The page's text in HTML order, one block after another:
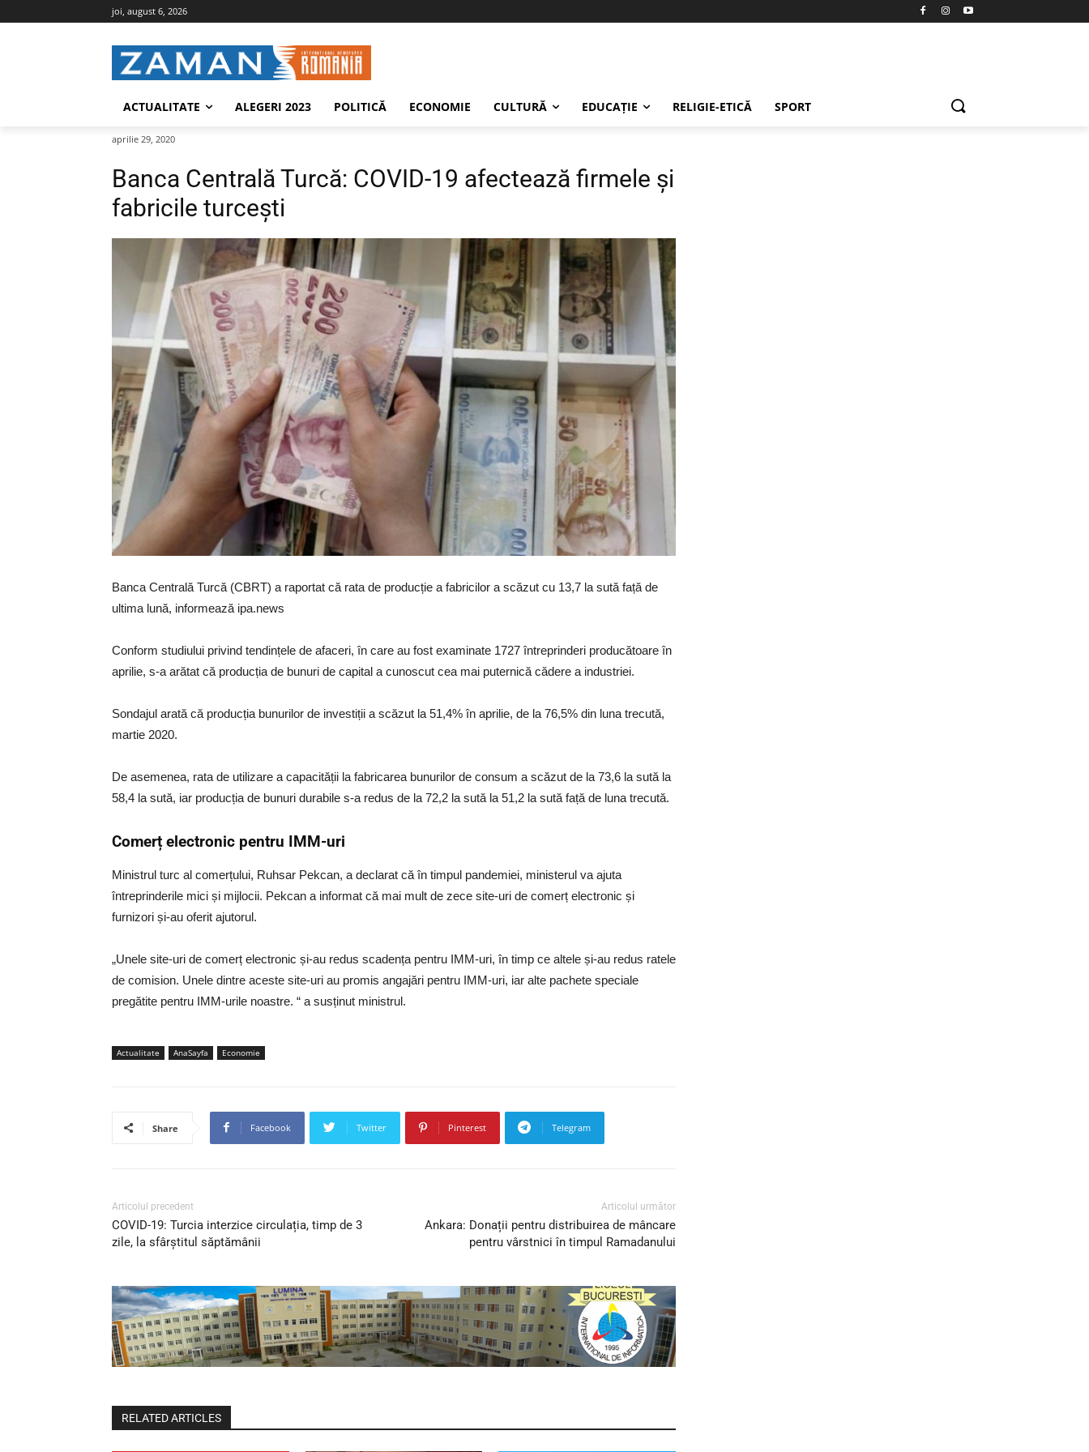
joi, august 6, 2026
ACTUALITATE ALEGERI 2023 POLITICĂ ECONOMIE CULTURĂ EDUCAŢIE RELIGIE-ETICĂ SPORT
aprilie 29, 2020
Banca Centrală Turcă: COVID-19 afectează firmele și
fabricile turcești
Banca Centrală Turcă (CBRT) a raportat că rata de producție a fabricilor a scăzut cu 13,7 la sută față de
ultima lună, informează ipa.news
Conform studiului privind tendințele de afaceri, în care au fost examinate 1727 întreprinderi producătoare în
aprilie, s-a arătat că producția de bunuri de capital a cunoscut cea mai puternică cădere a industriei.
Sondajul arată că producția bunurilor de investiții a scăzut la 51,4% în aprilie, de la 76,5% din luna trecută,
martie 2020.
De asemenea, rata de utilizare a capacității la fabricarea bunurilor de consum a scăzut de la 73,6 la sută la
58,4 la sută, iar producția de bunuri durabile s-a redus de la 72,2 la sută la 51,2 la sută față de luna trecută.
Comerț electronic pentru IMM-uri
Ministrul turc al comerțului, Ruhsar Pekcan, a declarat că în timpul pandemiei, ministerul va ajuta
întreprinderile mici și mijlocii. Pekcan a informat că mai mult de zece site-uri de comerț electronic și
furnizori și-au oferit ajutorul.
„Unele site-uri de comerț electronic și-au redus scadența pentru IMM-uri, în timp ce altele și-au redus ratele
de comision. Unele dintre aceste site-uri au promis angajări pentru IMM-uri, iar alte pachete speciale
pregătite pentru IMM-urile noastre. “ a susținut ministrul.
Actualitate AnaSayfa Economie
Share Facebook Twitter Pinterest Telegram
Articolul precedent
COVID-19: Turcia interzice circulația, timp de 3
zile, la sfârștitul săptămânii
Articolul următor
Ankara: Donații pentru distribuirea de mâncare
pentru vârstnici în timpul Ramadanului
RELATED ARTICLES